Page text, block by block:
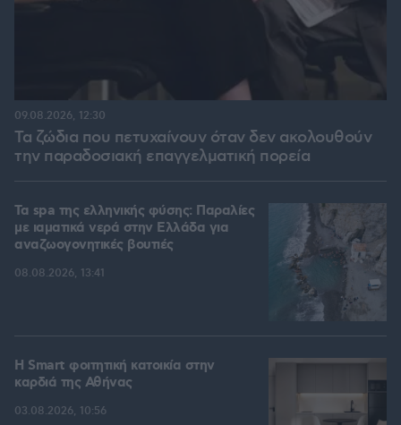
Τα ζώδια που πετυχαίνουν όταν δεν ακολουθούν
την παραδοσιακή επαγγελματική πορεία
09.08.2026, 12:30
Τα spa της ελληνικής φύσης: Παραλίες
με ιαματικά νερά στην Ελλάδα για
αναζωογονητικές βουτιές
08.08.2026, 13:41
Η Smart φοιτητική κατοικία στην
καρδιά της Αθήνας
03.08.2026, 10:56